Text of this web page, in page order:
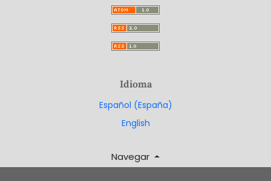
Idioma
Español (España)
English
Navegar